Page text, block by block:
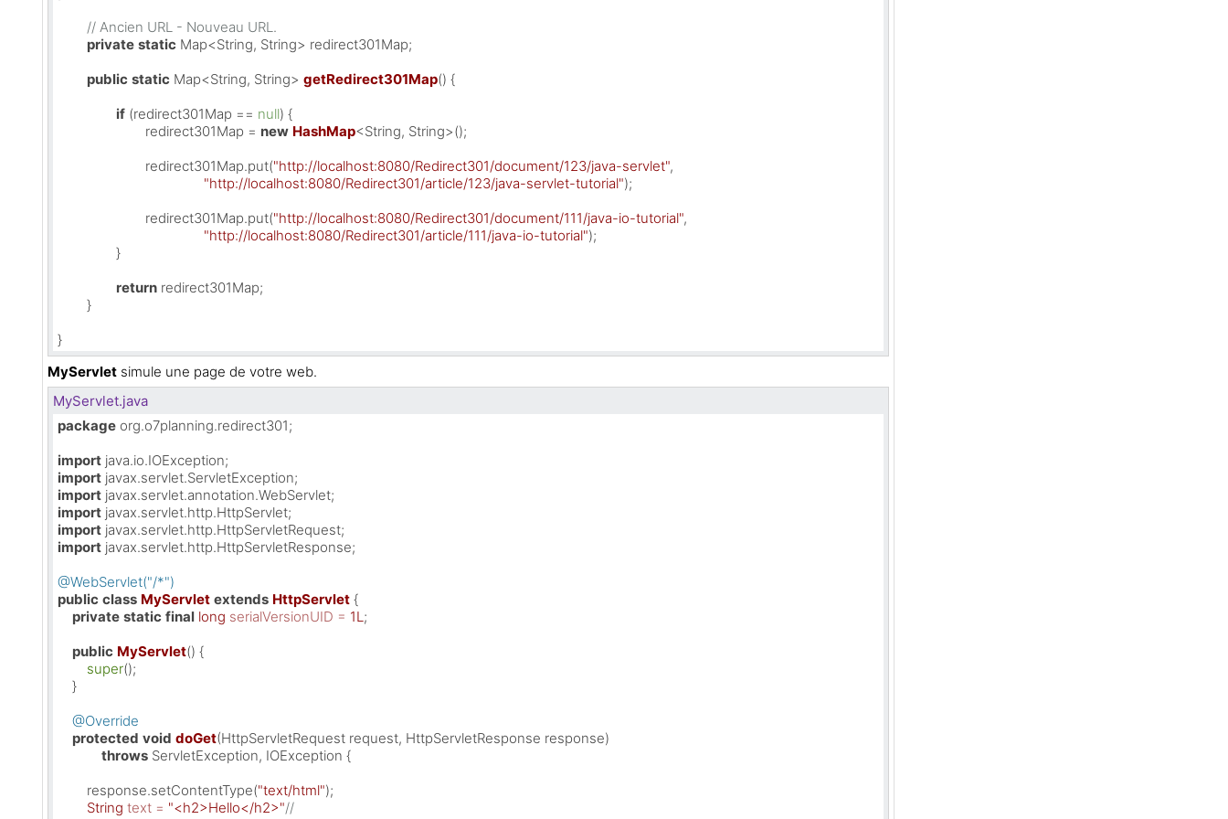
// Ancien URL - Nouveau URL.
private static Map<String, String> redirect301Map;
public static Map<String, String> getRedirect301Map() {
if (redirect301Map == null) {
			redirect301Map =
new HashMap<String, String>();
			redirect301Map.put(
"http://localhost:8080/Redirect301/document/123/java-servlet",
"http://localhost:8080/Redirect301/article/123/java-servlet-tutorial");
			redirect301Map.put(
"http://localhost:8080/Redirect301/document/111/java-io-tutorial",
"http://localhost:8080/Redirect301/article/111/java-io-tutorial");
return redirect301Map;
}
MyServletsimule une page de votre web.
MyServlet.java
package org.o7planning.redirect301;
import
import
import
import
import
import javax.servlet.http.HttpServletResponse;
@WebServlet("/*")
public class MyServlet extends HttpServlet {
private static final long serialVersionUID = 1L;
public MyServlet() {
super();
    }
@Override
protected void doGet(HttpServletRequest request, HttpServletResponse response)
throws ServletException, IOException {
        response.setContentType(
"text/html");
String text = "<h2>Hello</h2>"//